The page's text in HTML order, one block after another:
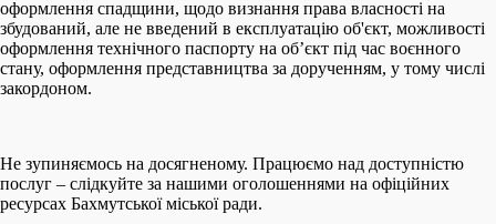
оформлення спадщини, щодо визнання права власності на
збудований, але не введений в експлуатацію об'єкт, можливості
оформлення технічного паспорту на об’єкт під час воєнного
стану, оформлення представництва за дорученням, у тому числі
закордоном.
Не зупиняємось на досягненому. Працюємо над доступністю
послуг – слідкуйте за нашими оголошеннями на офіційних
ресурсах Бахмутської міської ради.